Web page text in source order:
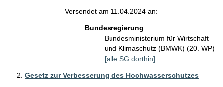
Versendet am 11.04.2024 an:
Bundesregierung
Bundesministerium für Wirtschaft
und Klimaschutz (BMWK) (20. WP)
[alle SG dorthin]
Gesetz zur Verbesserung des Hochwasserschutzes